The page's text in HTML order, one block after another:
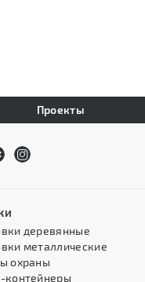
Проекты
деревянные
металлические
охраны
контейнеры